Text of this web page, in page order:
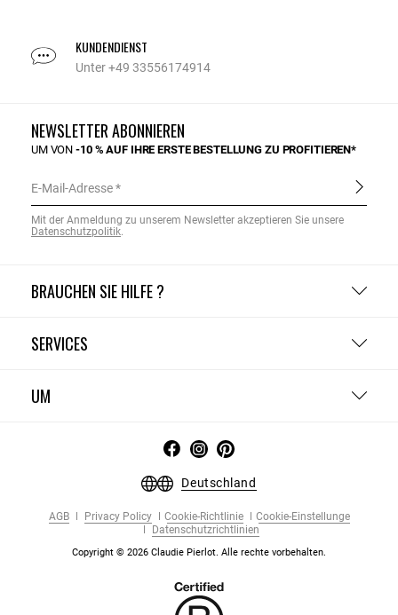
KUNDENDIENST
Unter +49 33556174914
BRAUCHEN SIE HILFE ?
SERVICES
UM
NEWSLETTER ABONNIEREN
UM VON-10 % AUF IHRE ERSTE BESTELLUNG ZU PROFITIEREN*
E-Mail-Adresse
Mit der Anmeldung zu unserem Newsletter akzeptieren Sie unsere
Datenschutzpolitik.
Deutschland
AGB Privacy Policy Cookie-Richtlinie
Cookie-Einstellunge
Datenschutzrichtlinien
Copyright © 2026 Claudie Pierlot. Alle rechte vorbehalten.